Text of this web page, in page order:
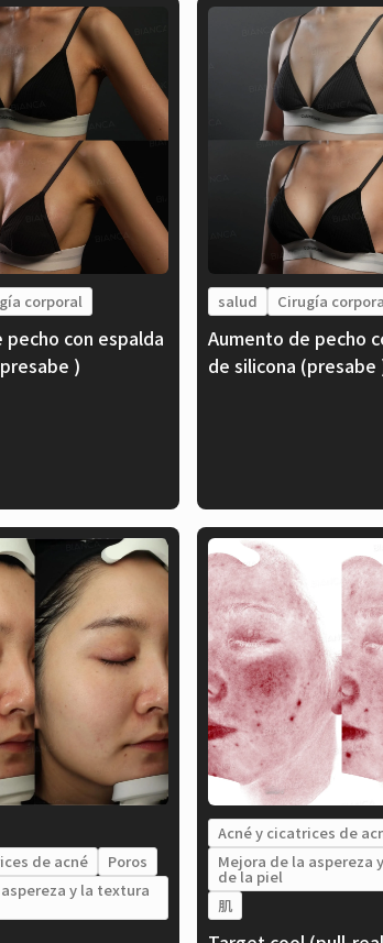
corporal
con espalda
)
salud Cirugía
Aumento de pecho
de silicona (presabe
de acné
Poros
y la textura
Acné y cicatrices de
Mejora de la aspereza
de la piel
肌